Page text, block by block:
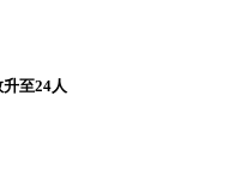
至24人